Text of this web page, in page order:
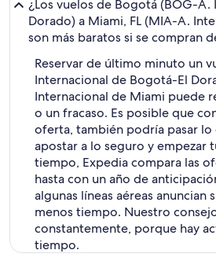
¿Los vuelos de Bogotá (BOG-A.
Dorado) a Miami, FL (MIA-A.
son más baratos si se compran
Reservar de último minuto un
Internacional de Bogotá-El
Internacional de Miami puede
o un fracaso. Es posible que
oferta, también podría pasar lo
apostar a lo seguro y empezar
tiempo, Expedia compara las
hasta con un año de
algunas líneas aéreas anuncian
menos tiempo. Nuestro
constantemente, porque hay
tiempo.